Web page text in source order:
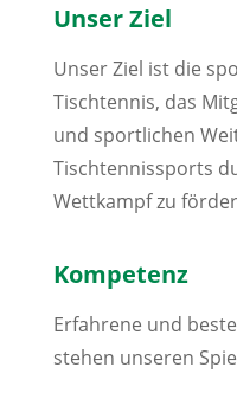
Unser Ziel
Unser Ziel ist die
Tischtennis, das
und sportlichen
Tischtennissports
Wettkampf zu
Kompetenz
Erfahrene und
stehen unseren